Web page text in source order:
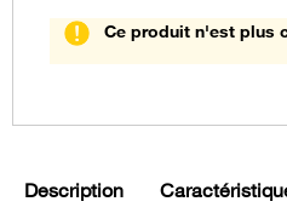
Ce produit n'est plus
Description